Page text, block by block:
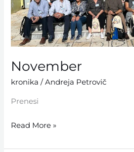
November
kronika /Andreja Petrovič
Prenesi
Read More »